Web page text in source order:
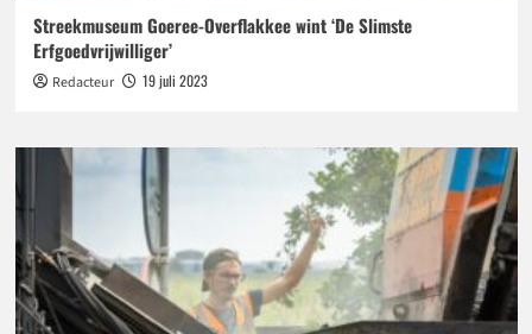
Streekmuseum Goeree-Overflakkee wint ‘De Slimste
Erfgoedvrijwilliger’
Redacteur 19 juli 2023